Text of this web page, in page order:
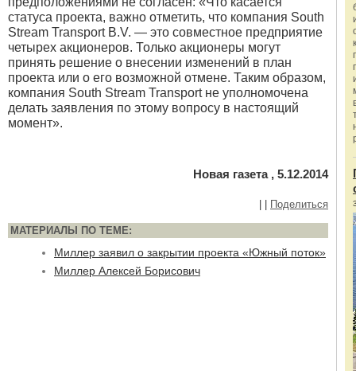
статуса проекта, важно отметить, что компания South
Stream Transport B.V. — это совместное предприятие
четырех акционеров. Только акционеры могут
принять решение о внесении изменений в план
проекта или о его возможной отмене. Таким образом,
компания South Stream Transport не уполномочена
делать заявления по этому вопросу в настоящий
момент».
Новая газета , 5.12.2014
Поделиться
МАТЕРИАЛЫ ПО ТЕМЕ:
Миллер заявил о закрытии проекта «Южный поток»
Миллер Алексей Борисович